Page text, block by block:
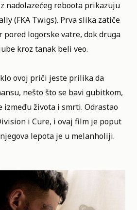
nadolazećeg reboota prikazuju
(FKA Twigs). Prva slika zatiče
logorske vatre, dok druga
kroz tanak beli veo.
ovoj priči jeste prilika da
nešto što se bavi gubitkom,
između života i smrti. Odrastao
i Cure, i ovaj film je poput
lepota je u melanholiji.